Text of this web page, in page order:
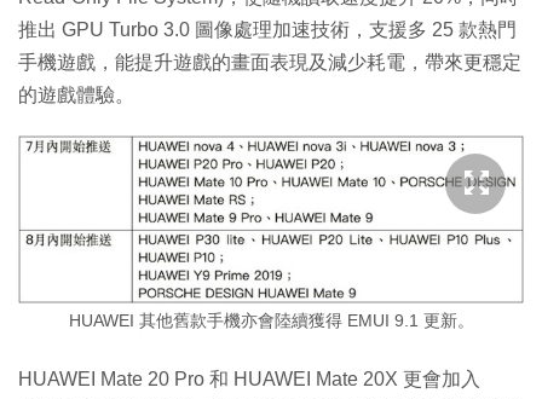
推出 GPU Turbo 3.0 圖像處理加速技術，支援多 25 款熱門
手機遊戲，能提升遊戲的畫面表現及減少耗電，帶來更穩定
的遊戲體驗。
HUAWEI 其他舊款手機亦會陸續獲得 EMUI 9.1 更新。
HUAWEI Mate 20 Pro 和 HUAWEI Mate 20X 更會加入